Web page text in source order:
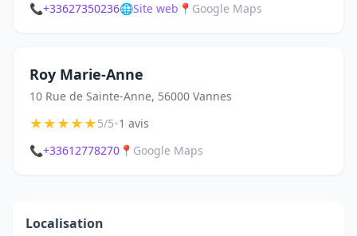
📞+33627350236🌐Site web 📍 Google Maps
Roy Marie-Anne
10 Rue de Sainte-Anne, 56000 Vannes
★★★★★5/5•1 avis
📞+33612778270 📍 Google Maps
Localisation